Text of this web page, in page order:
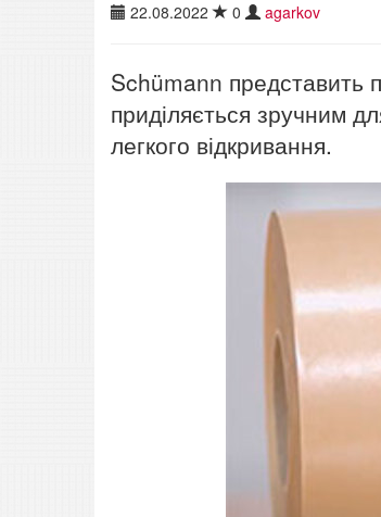
22.08.2022 0 agarkov
Schümann представить
приділяється зручним
легкого відкривання.